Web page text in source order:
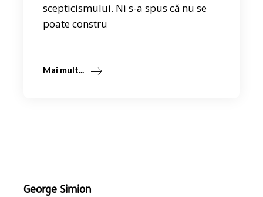
scepticismului. Ni s-a spus că nu se
poate constru
Mai mult...
George Simion